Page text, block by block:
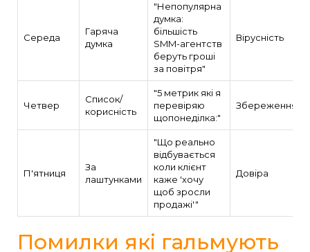
Середа
Гаряча
думка
"Непопулярна
думка:
більшість
SMM-агентств
беруть гроші
за повітря"
Вірусність
Четвер
Список/
корисність
"5 метрик які я
перевіряю
щопонеділка:"
Збереження
П'ятниця
За
лаштунками
"Що реально
відбувається
коли клієнт
каже 'хочу
щоб зросли
продажі'"
Довіра
Помилки які гальмують